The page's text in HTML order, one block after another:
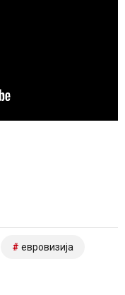
евровизија